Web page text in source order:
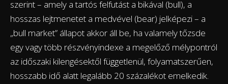
szerint – amely a tartós felfutást a bikával (bull), a
hosszas lejtmenetet a medvével (bear) jelképezi – a
„bull market” állapot akkor áll be, ha valamely tőzsde
egy vagy több részvényindexe a megelőző mélypontról
az időszaki kilengésektől függetlenül, folyamatszerűen,
hosszabb idő alatt legalább 20 százalékot emelkedik.